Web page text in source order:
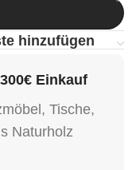
hinzufügen
Einkauf
Tische,
Naturholz